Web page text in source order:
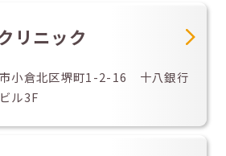
リニック
小倉北区堺町1-2-16 十八銀行
ル3F